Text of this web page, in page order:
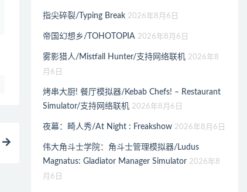
指尖碎裂/Typing Break 2026年8月6日
帝国幻想乡/TOHOTOPIA 2026年8月6日
雾影猎人/Mistfall Hunter/支持网络联机 2026年8
月6日
烤串大厨! 餐厅模拟器/Kebab Chefs! – Restaurant
Simulator/支持网络联机 2026年8月6日
夜幕：畸人秀/At Night : Freakshow 2026年8月6日
伟大角斗士学院：角斗士管理模拟器/Ludus
Magnatus: Gladiator Manager Simulator 2026年8
月6日